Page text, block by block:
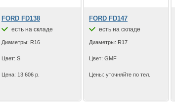
FORD FD138
есть на складе
Диаметры: R16
Цвет: S
Цена: 13 606 р.
FORD FD147
есть на складе
Диаметры: R17
Цвет: GMF
Цены: уточняйте по тел.